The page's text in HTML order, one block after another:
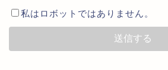
私はロボットではありません。